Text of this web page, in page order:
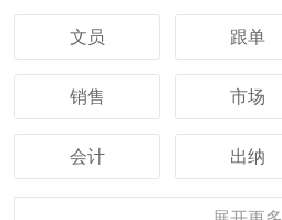
文员 跟单
销售 市场
会计 出纳
行政